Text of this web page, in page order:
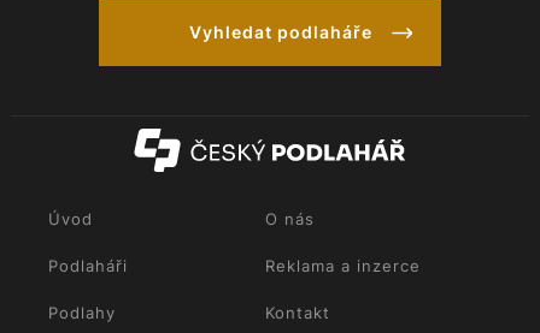
Vyhledat podlaháře
Úvod O nás
Podlaháři Reklama a inzerce
Podlahy Kontakt